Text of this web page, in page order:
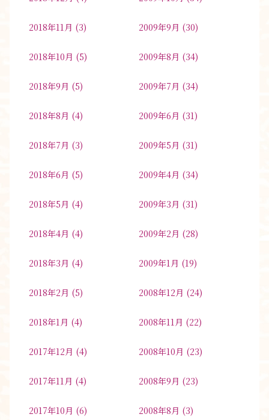
2018年11月 (3)
2018年10月 (5)
2018年9月 (5)
2018年8月 (4)
2018年7月 (3)
2018年6月 (5)
2018年5月 (4)
2018年4月 (4)
2018年3月 (4)
2018年2月 (5)
2018年1月 (4)
2017年12月 (4)
2017年11月 (4)
2017年10月 (6)
2009年9月 (30)
2009年8月 (34)
2009年7月 (34)
2009年6月 (31)
2009年5月 (31)
2009年4月 (34)
2009年3月 (31)
2009年2月 (28)
2009年1月 (19)
2008年12月 (24)
2008年11月 (22)
2008年10月 (23)
2008年9月 (23)
2008年8月 (3)